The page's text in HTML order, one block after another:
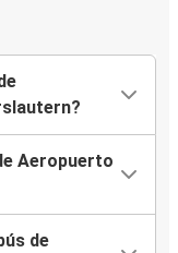
Aeropuerto
de